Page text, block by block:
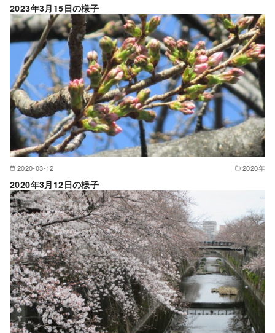
2023年3月15日の様子
2020-03-12 2020年
2020年3月12日の様子